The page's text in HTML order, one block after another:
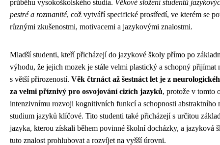
průběhu vysokoškolského studia. Věkové složení studentů
pestré a rozmanité, což vytváří specifické prostředí, ve kterém se
různými zkušenostmi, motivacemi a jazykovými znalostmi.
Mladší studenti, kteří přicházejí do jazykové školy přímo po
výhodu, že jejich mozek je stále velmi plastický a schopný přijímat
s větší přirozeností. Věk čtrnáct až šestnáct let je z
za velmi příznivý pro osvojování cizích jazyků, protože v tomto
intenzivnímu rozvoji kognitivních funkcí a schopnosti abstraktního
studium jazyků klíčové. Tito studenti také přicházejí s určitou
jazyka, kterou získali během povinné školní docházky, a jazyková
tuto znalost prohlubovat a rozvíjet na vyšší úrovni.